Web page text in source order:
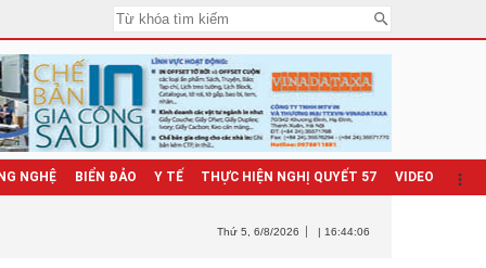
NGHỆ BIỂN ĐẢO Y TẾ THỰC HIỆN NGHỊ QUYẾT 57 VIDEO
Thứ 5 , 6/8/2026 | 16:44:07